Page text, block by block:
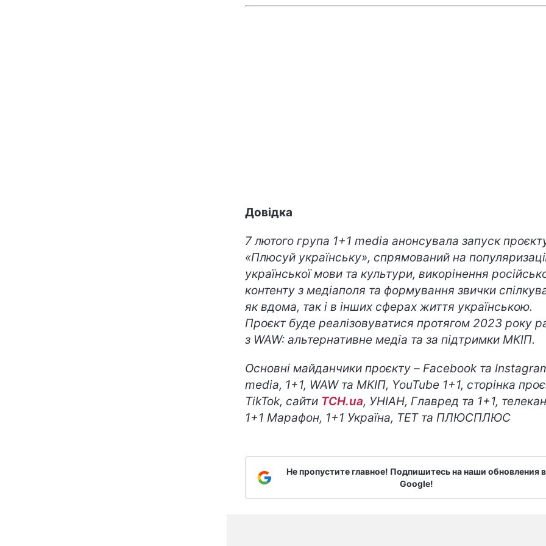
Довідка
7 лютого група 1+1 media анонсувала запуск
«Плюсуй українську», спрямований на
української мови та культури, викорінення
контенту з медіаполя та формування звички
як вдома, так і в інших сферах життя українською.
Проєкт буде реалізовуватися протягом 2023 року
з WAW: альтернативне медіа та за підтримки МКІП.
Основні майданчики проєкту – Facebook та
media, 1+1, WAW та МКІП, YouTube 1+1, сторінка
TikTok, сайти ТСН.ua, УНІАН, Главред та 1+1,
1+1 Марафон, 1+1 Україна, ТЕТ та ПЛЮСПЛЮС
Не пропустите главное! Подпишитесь на наши обновления в
Google!